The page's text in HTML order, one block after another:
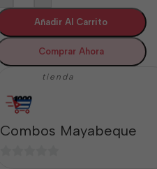
Añadir Al Carrito
Comprar Ahora
tienda
Combos Mayabeque